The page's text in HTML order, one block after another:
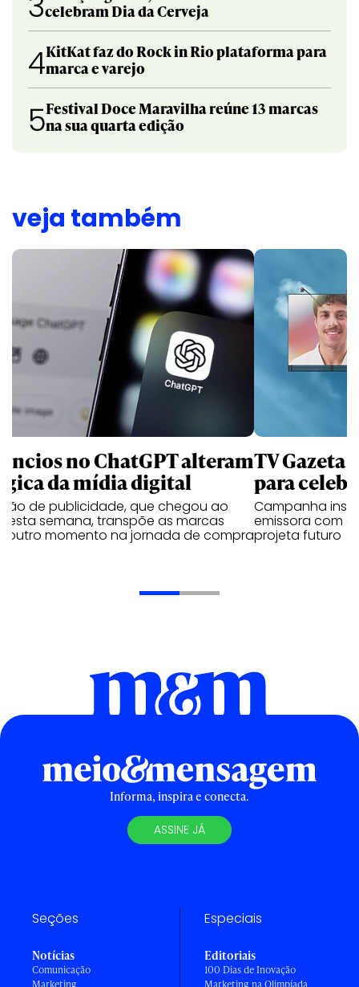
celebram Dia da Cerveja
4KitKat faz do Rock in Rio plataforma para
marca e varejo
5Festival Doce Maravilha reúne 13 marcas
na sua quarta edição
veja também
no ChatGPT alteram
da mídia digital
de publicidade, que chegou ao
esta semana, transpõe as marcas
outro momento na jornada de compra
TV Gazeta
para
Campanha
emissora com
projeta futuro
Informa, inspira e conecta.
ASSINE JÁ
Seções
Notícias
Comunicação
Marketing
Especiais
Editoriais
100 Dias de Inovação
Marketing na Olimpíada